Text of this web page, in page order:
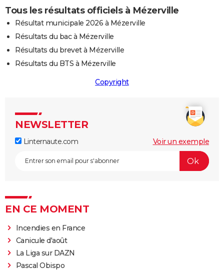
Tous les résultats officiels à Mézerville
Résultat municipale 2026 à Mézerville
Résultats du bac à Mézerville
Résultats du brevet à Mézerville
Résultats du BTS à Mézerville
Copyright
NEWSLETTER
Linternaute.com Voir un exemple
EN CE MOMENT
Incendies en France
Canicule d'août
La Liga sur DAZN
Pascal Obispo